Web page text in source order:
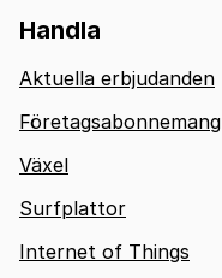
Handla
Aktuella erbjudanden
Företagsabonnemang
Växel
Surfplattor
Internet of Things